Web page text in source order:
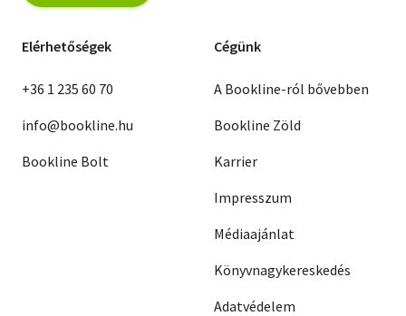
Elérhetőségek
+36 1 235 60 70
info@bookline.hu
Bookline Bolt
Cégünk
A Bookline-ról bővebben
Bookline Zöld
Karrier
Impresszum
Médiaajánlat
Könyvnagykereskedés
Adatvédelem